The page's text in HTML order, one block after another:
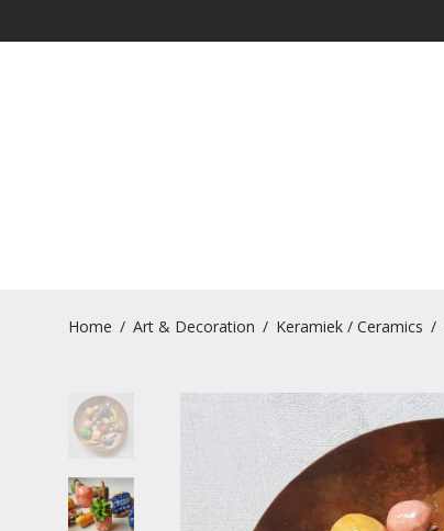
Home / Art & Decoration / Keramiek / Ceramics /